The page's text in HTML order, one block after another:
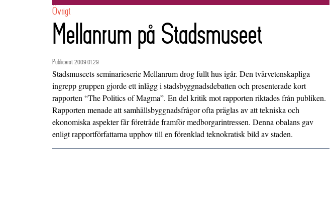
Övrigt
Mellanrum på Stadsmuseet
Publicerat 2009.01.29
Stadsmuseets seminarieserie Mellanrum drog fullt hus igår. Den tvärvetenskapliga
ingrepp gruppen gjorde ett inlägg i stadsbyggnadsdebatten och presenterade kort
rapporten “The Politics of Magma”. En del kritik mot rapporten riktades från publiken.
Rapporten menade att samhällsbyggnadsfrågor ofta präglas av att tekniska och
ekonomiska aspekter får företräde framför medborgarintressen. Denna obalans gav
enligt rapportförfattarna upphov till en förenklad teknokratisk bild av staden.